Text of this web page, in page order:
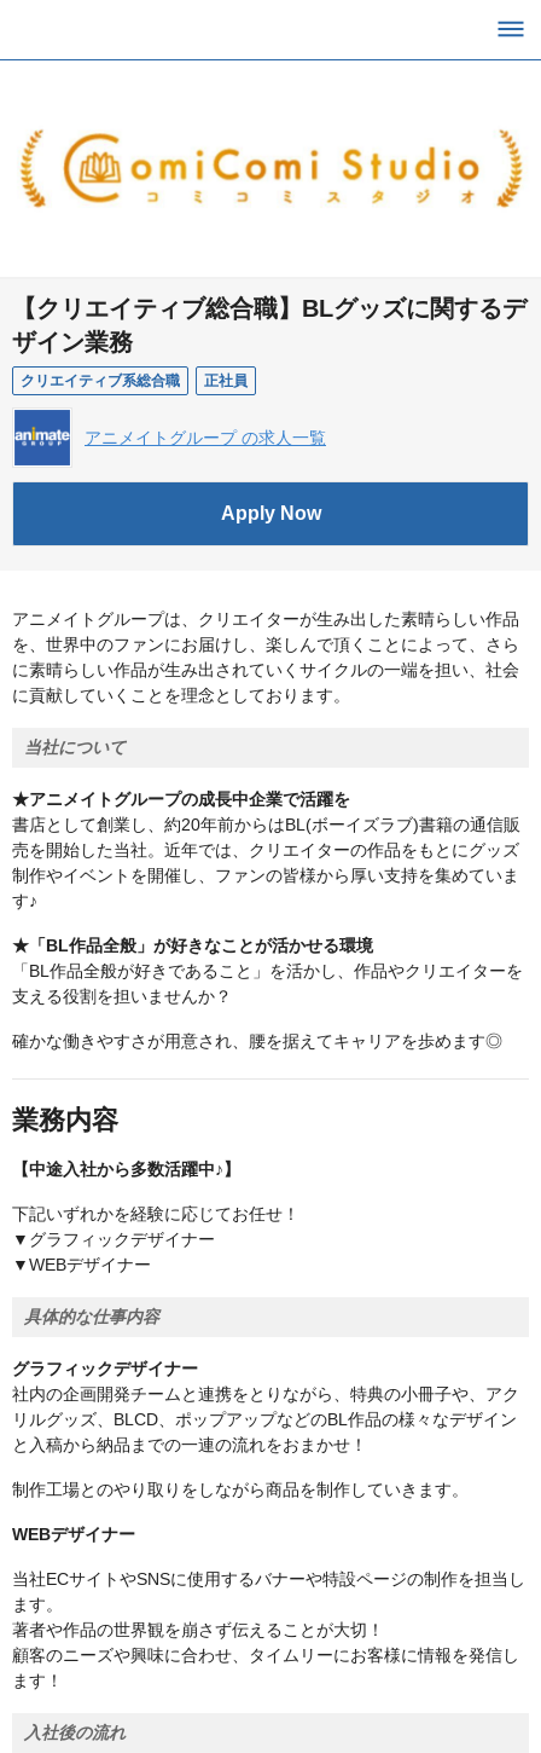
【クリエイティブ総合職】BLグッズに関するデ
ザイン業務
クリエイティブ系総合職 正社員
アニメイトグループ の求人一覧
Apply Now
アニメイトグループは、クリエイターが生み出した素晴らしい作品
を、世界中のファンにお届けし、楽しんで頂くことによって、さら
に素晴らしい作品が生み出されていくサイクルの一端を担い、社会
に貢献していくことを理念としております。
当社について
★アニメイトグループの成長中企業で活躍を
書店として創業し、約20年前からはBL(ボーイズラブ)書籍の通信販
売を開始した当社。近年では、クリエイターの作品をもとにグッズ
制作やイベントを開催し、ファンの皆様から厚い支持を集めていま
す♪
★「BL作品全般」が好きなことが活かせる環境
「BL作品全般が好きであること」を活かし、作品やクリエイターを
支える役割を担いませんか？
確かな働きやすさが用意され、腰を据えてキャリアを歩めます◎
業務内容
【中途入社から多数活躍中♪】
下記いずれかを経験に応じてお任せ！
▼グラフィックデザイナー
▼WEBデザイナー
具体的な仕事内容
グラフィックデザイナー
社内の企画開発チームと連携をとりながら、特典の小冊子や、アク
リルグッズ、BLCD、ポップアップなどのBL作品の様々なデザイン
と入稿から納品までの一連の流れをおまかせ！
制作工場とのやり取りをしながら商品を制作していきます。
WEBデザイナー
当社ECサイトやSNSに使用するバナーや特設ページの制作を担当し
ます。
著者や作品の世界観を崩さず伝えることが大切！
顧客のニーズや興味に合わせ、タイムリーにお客様に情報を発信し
ます！
入社後の流れ